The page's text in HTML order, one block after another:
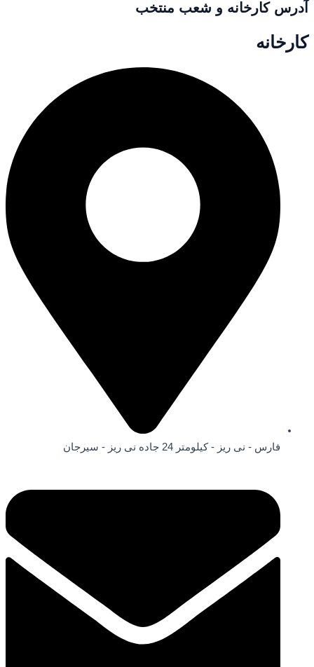
آدرس کارخانه و شعب منتخب
کارخانه
فارس - نی ریز - کیلومتر 24 جاده نی ریز - سیرجان